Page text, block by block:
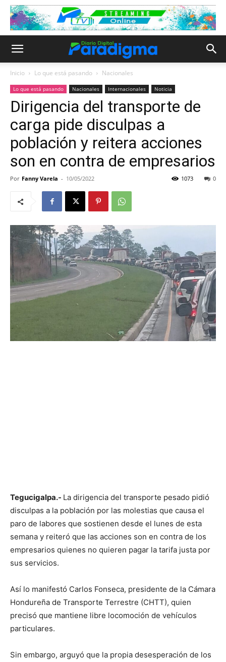
Inicio Lo que está pasando Nacionales
Lo que está pasando Nacionales Internacionales Noticia
Dirigencia del transporte de
carga pide disculpas a
población y reitera acciones
son en contra de empresarios
Por Fanny Varela - 10/05/2022 0
1073
Tegucigalpa.- La dirigencia del transporte pesado pidió
disculpas a la población por las molestias que causa el
paro de labores que sostienen desde el lunes de esta
semana y reiteró que las acciones son en contra de los
empresarios quienes no quieren pagar la tarifa justa por
sus servicios.
Así lo manifestó Carlos Fonseca, presidente de la Cámara
Hondureña de Transporte Terrestre (CHTT), quien
precisó que mantiene libre locomoción de vehículos
particulares.
Sin embargo, arguyó que la propia desesperación de los